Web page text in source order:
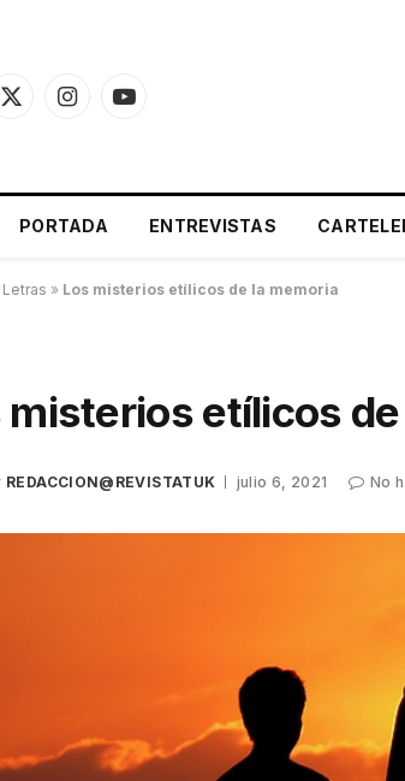
X
InstagramYouTube
PORTADA ENTREVISTAS
Letras » Los misterios etílicos de la memoria
misterios etílicos
REDACCION@REVISTATUK julio 6, 2021 No